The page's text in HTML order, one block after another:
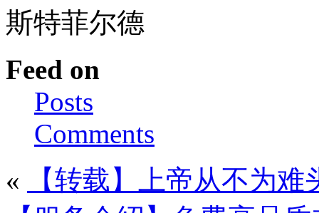
斯特菲尔德
Feed on
Posts
Comments
«
【转载】上帝从不为